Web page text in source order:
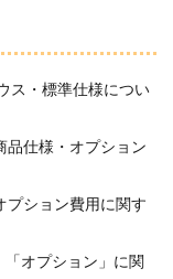
ス・標準仕様につい
品仕様・オプション
プション費用に関す
オプション」に関